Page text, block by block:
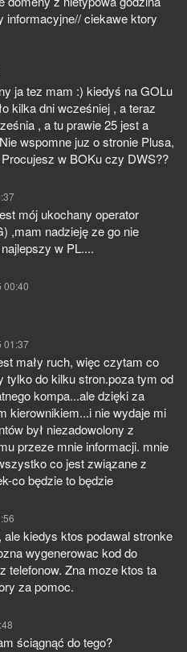
informacyjne// ciekawe ktory
ja tez mam :) kiedyś na GOLu
kilka dni wcześniej , a teraz
, a tu prawie 25 jest a
wspomne juz o stronie Plusa,
w BOKu czy DWS??
mój ukochany operator
,mam nadzieję ze go nie
w PL....
00:40
01:37
mały ruch, więc czytam co
tylko do kilku stron.poza tym od
kompa...ale dzięki za
kierownikiem...i nie wydaje mi
był niezadowolony z
przeze mnie informacji. mnie
co jest związane z
co będzie to będzie
kiedys ktos podawal stronke
wygenerowac kod do
telefonow. Zna moze ktos ta
za pomoc.
ściągnąć do tego?